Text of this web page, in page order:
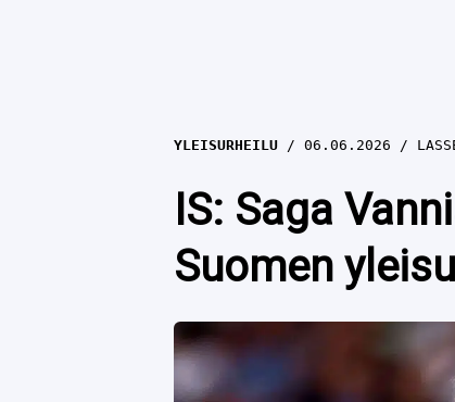
YLEISURHEILU 06.06.2026
IS: Saga
Suomen